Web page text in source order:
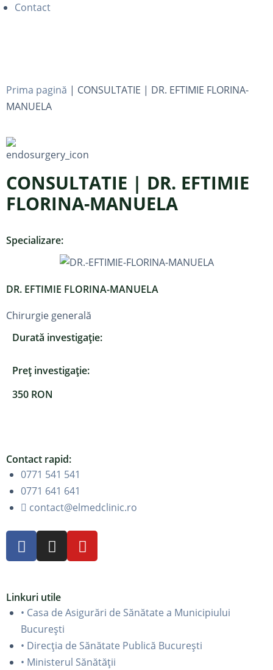
Contact
Prima pagină | CONSULTATIE | DR. EFTIMIE FLORINA-
MANUELA
CONSULTATIE | DR. EFTIMIE
FLORINA-MANUELA
Specializare:
DR. EFTIMIE FLORINA-MANUELA
Chirurgie generală
Durată investigație:
Preț investigație:
350 RON
Contact rapid:
0771 541 541
0771 641 641
contact@elmedclinic.ro
Linkuri utile
• Casa de Asigurări de Sănătate a Municipiului
București
• Direcția de Sănătate Publică București
• Ministerul Sănătății